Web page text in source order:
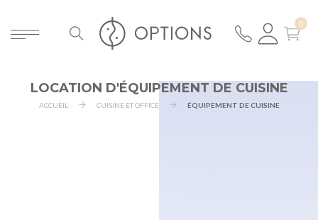
LOCATION D'ÉQUIPEMENT DE CUISINE
ACCUEIL CUISINE ET OFFICE ÉQUIPEMENT DE CUISINE